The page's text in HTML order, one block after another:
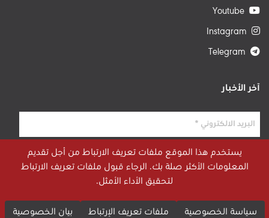
آخر الأخبار
يستخدم هذا الموقع ملفات تعريف الارتباط من أجل تقديم
المعلومات الأكثر صلة بك. الرجاء قبول ملفات تعريف الارتباط
لتحقيق الأداء الأمثل.
سياسة الخصوصية ملفات تعريف الإرتباط بيان الخصوصية